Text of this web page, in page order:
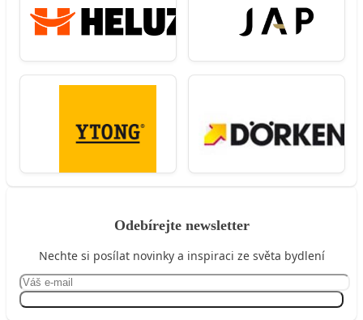
Odebírejte newsletter
Nechte si posílat novinky a inspiraci ze světa bydlení